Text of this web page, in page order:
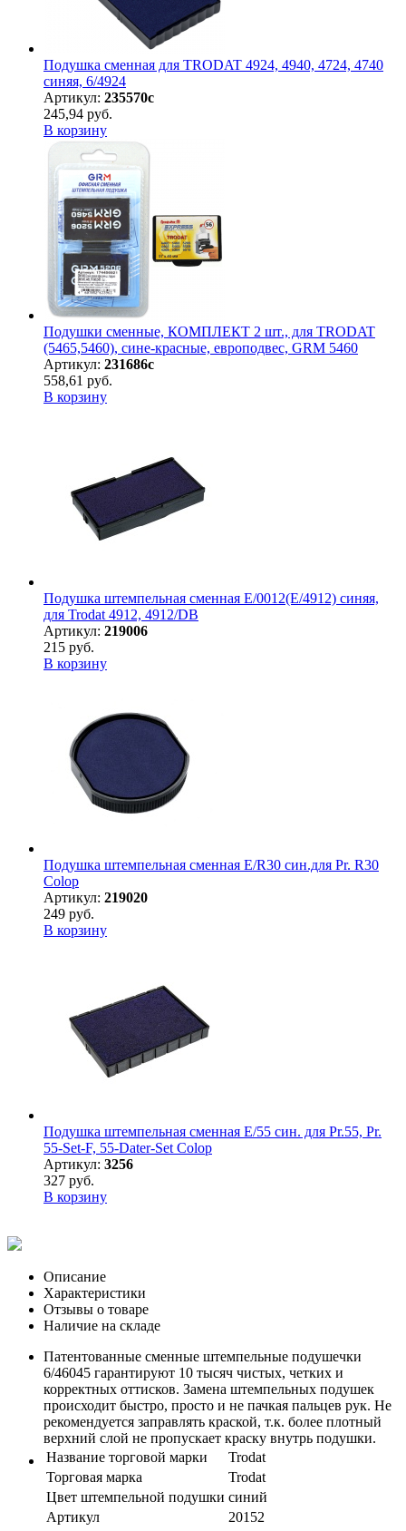
Подушка сменная для TRODAT 4924, 4940, 4724, 4740
синяя, 6/4924
Артикул: 235570с
245,94 руб.
В корзину
Подушки сменные, КОМПЛЕКТ 2 шт., для TRODAT
(5465,5460), сине-красные, европодвес, GRM 5460
Артикул: 231686с
558,61 руб.
В корзину
Подушка штемпельная сменная E/0012(E/4912) синяя,
для Trodat 4912, 4912/DB
Артикул: 219006
215 руб.
В корзину
Подушка штемпельная сменная E/R30 син.для Pr. R30
Colop
Артикул: 219020
249 руб.
В корзину
Подушка штемпельная сменная E/55 син. для Pr.55, Pr.
55-Set-F, 55-Dater-Set Colop
Артикул: 3256
327 руб.
В корзину
Описание
Характеристики
Отзывы о товаре
Наличие на складе
Патентованные сменные штемпельные подушечки
6/46045 гарантируют 10 тысяч чистых, четких и
корректных оттисков. Замена штемпельных подушек
происходит быстро, просто и не пачкая пальцев рук. Не
рекомендуется заправлять краской, т.к. более плотный
верхний слой не пропускает краску внутрь подушки.
Название торговой марки
Trodat
Торговая марка
Trodat
Цвет штемпельной подушки синий
Артикул
20152